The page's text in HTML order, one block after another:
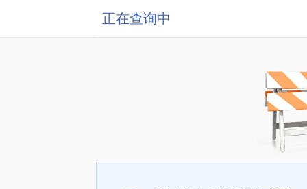
正在查询中